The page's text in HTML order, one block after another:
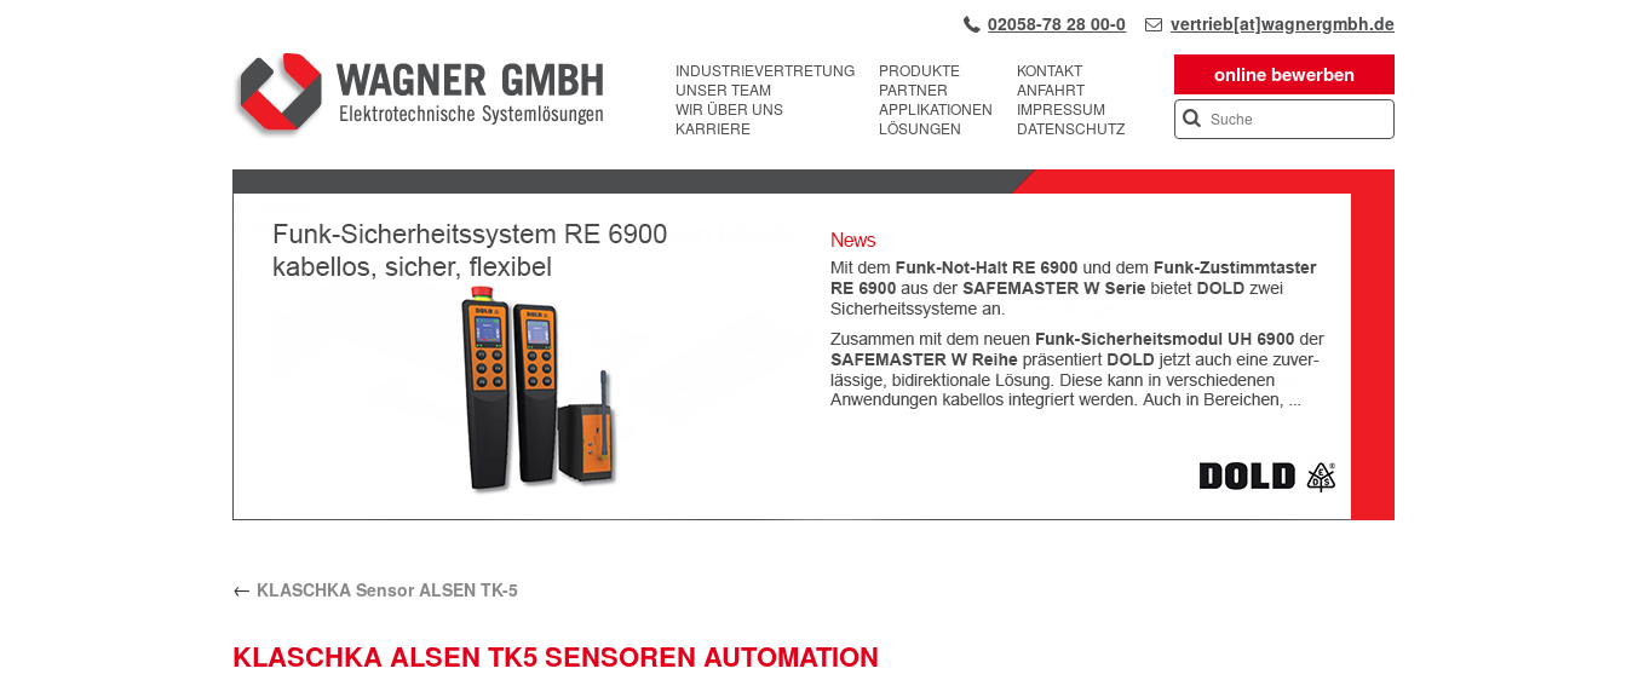
02058-78 28 00-0 vertrieb[at]wagnergmbh.de
online bewerben
INDUSTRIEVERTRETUNG
UNSER TEAM
WIR ÜBER UNS
KARRIERE
PRODUKTE
PARTNER
APPLIKATIONEN
LÖSUNGEN
KONTAKT
ANFAHRT
IMPRESSUM
DATENSCHUTZ
Next
← KLASCHKA Sensor ALSEN TK-5
KLASCHKA ALSEN TK5 SENSOREN AUTOMATION